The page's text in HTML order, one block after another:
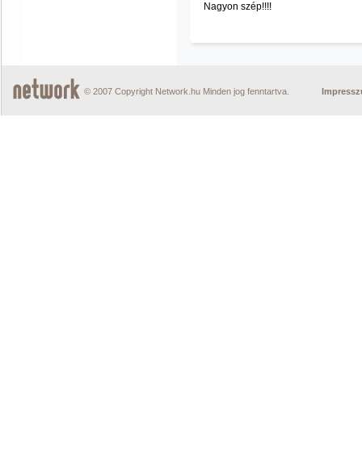
Nagyon szép!!!!
© 2007 Copyright Network.hu Minden jog fenntartva.